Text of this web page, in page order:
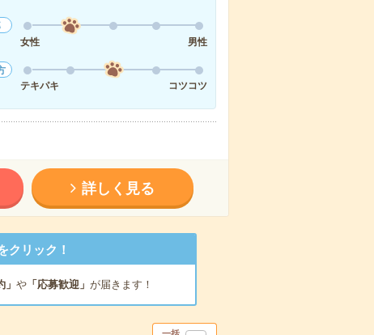
女性
男性
テキパキ
コツコツ
詳しく見る
クリック！
」 や「応募歓迎」 が届きます！